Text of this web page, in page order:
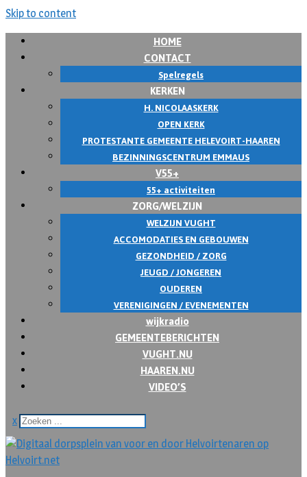
Skip to content
HOME
CONTACT
Spelregels
KERKEN
H. NICOLAASKERK
OPEN KERK
PROTESTANTE GEMEENTE HELEVOIRT-HAAREN
BEZINNINGSCENTRUM EMMAUS
V55+
55+ activiteiten
ZORG/WELZIJN
WELZIJN VUGHT
ACCOMODATIES EN GEBOUWEN
GEZONDHEID / ZORG
JEUGD / JONGEREN
OUDEREN
VERENIGINGEN / EVENEMENTEN
wijkradio
GEMEENTEBERICHTEN
VUGHT.NU
HAAREN.NU
VIDEO’S
x